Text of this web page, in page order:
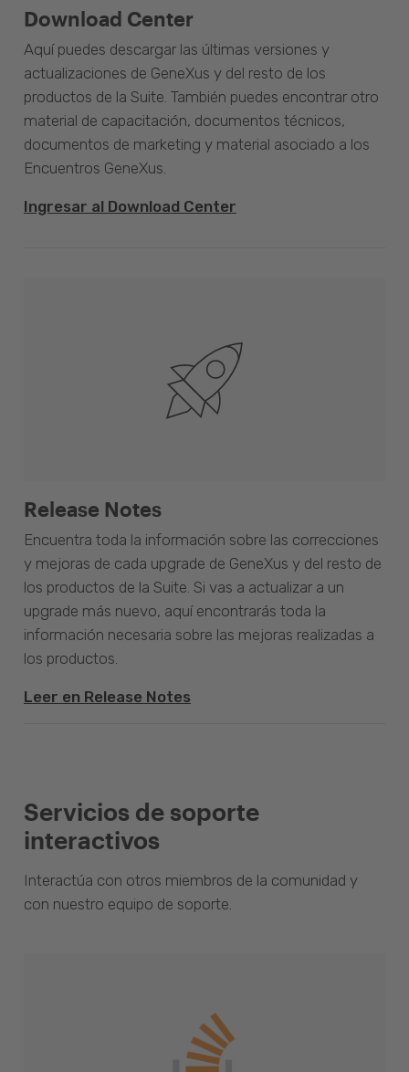
Download Center
Aquí puedes descargar las últimas versiones y
actualizaciones de GeneXus y del resto de los
productos de la Suite. También puedes encontrar otro
material de capacitación, documentos técnicos,
documentos de marketing y material asociado a los
Encuentros GeneXus.
Ingresar al Download Center
Release Notes
Encuentra toda la información sobre las correcciones
y mejoras de cada upgrade de GeneXus y del resto de
los productos de la Suite. Si vas a actualizar a un
upgrade más nuevo, aquí encontrarás toda la
información necesaria sobre las mejoras realizadas a
los productos.
Leer en Release Notes
Servicios de soporte
interactivos
Interactúa con otros miembros de la comunidad y
con nuestro equipo de soporte.